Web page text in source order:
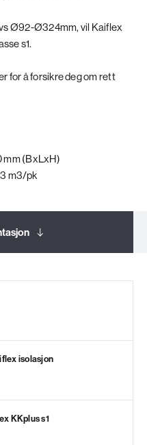
Ø92-Ø324mm, vil Kaiflex
s1.
for å forsikre deg om rett
mm (BxLxH)
m3/pk
isolasjon
KKplus s1